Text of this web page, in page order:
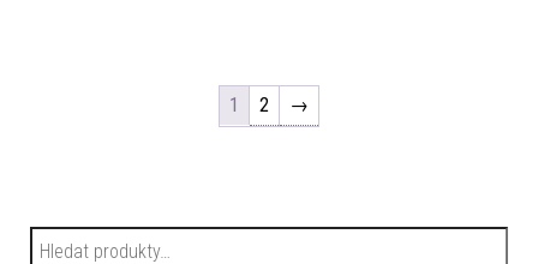
1 2 →
Hledat: